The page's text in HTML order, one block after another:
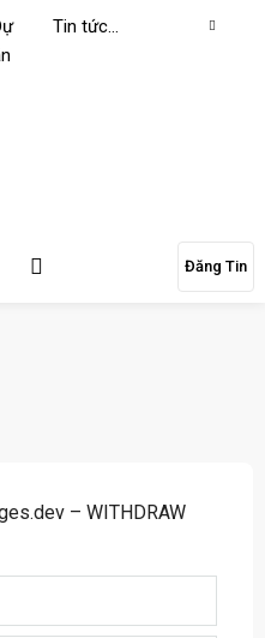
Tin tức…
Đăng Tin
– WITHDRAW